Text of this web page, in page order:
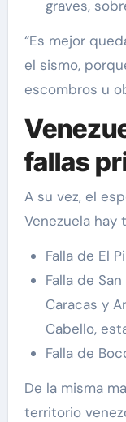
graves,
“Es mejor
el sismo,
escombros u
fallas
A su vez, el
Venezuela hay
Falla de El
Falla de
Caracas y
Cabello,
Falla de
De la misma
territorio